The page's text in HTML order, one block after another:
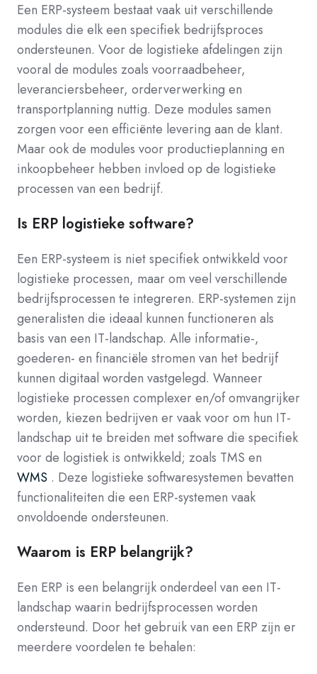
Een ERP-systeem bestaat vaak uit verschillende
modules die elk een specifiek bedrijfsproces
ondersteunen. Voor de logistieke afdelingen zijn
vooral de modules zoals voorraadbeheer,
leveranciersbeheer, orderverwerking en
transportplanning nuttig. Deze modules samen
zorgen voor een efficiënte levering aan de klant.
Maar ook de modules voor productieplanning en
inkoopbeheer hebben invloed op de logistieke
processen van een bedrijf.
Is ERP logistieke software?
Een ERP-systeem is niet specifiek ontwikkeld voor
logistieke processen, maar om veel verschillende
bedrijfsprocessen te integreren. ERP-systemen zijn
generalisten die ideaal kunnen functioneren als
basis van een IT-landschap. Alle informatie-,
goederen- en financiële stromen van het bedrijf
kunnen digitaal worden vastgelegd. Wanneer
logistieke processen complexer en/of omvangrijker
worden, kiezen bedrijven er vaak voor om hun IT-
landschap uit te breiden met software die specifiek
voor de logistiek is ontwikkeld; zoals TMS en
WMS . Deze logistieke softwaresystemen bevatten
functionaliteiten die een ERP-systemen vaak
onvoldoende ondersteunen.
Waarom is ERP belangrijk?
Een ERP is een belangrijk onderdeel van een IT-
landschap waarin bedrijfsprocessen worden
ondersteund. Door het gebruik van een ERP zijn er
meerdere voordelen te behalen: